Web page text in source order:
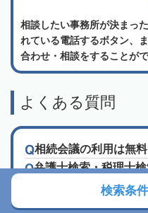
相談したい事務所が決まっ
れている電話するボタン、
合わせ・相談をすることがで
よくある質問
相続会議の利用は無
弁護士検索・税理士
機能を使って専門家
検索条